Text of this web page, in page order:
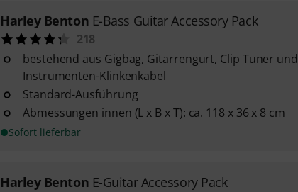
Harley Benton E-Bass Guitar Accessory Pack
218
bestehend aus Gigbag, Gitarrengurt, Clip Tuner und
Instrumenten-Klinkenkabel
Standard-Ausführung
Abmessungen innen (L x B x T): ca. 118 x 36 x 8 cm
Sofort lieferbar
Harley Benton E-Guitar Accessory Pack